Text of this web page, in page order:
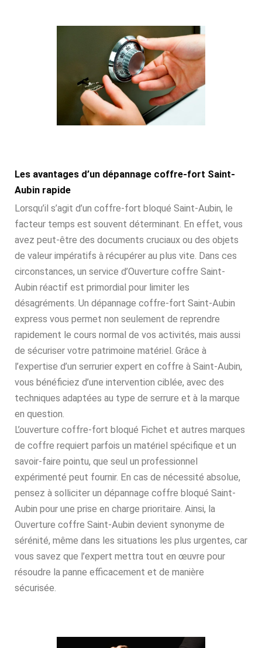
Les avantages d’un dépannage coffre-fort Saint-
Aubin rapide
Lorsqu’il s’agit d’un coffre-fort bloqué Saint-Aubin, le
facteur temps est souvent déterminant. En effet, vous
avez peut-être des documents cruciaux ou des objets
de valeur impératifs à récupérer au plus vite. Dans ces
circonstances, un service d’Ouverture coffre Saint-
Aubin réactif est primordial pour limiter les
désagréments. Un dépannage coffre-fort Saint-Aubin
express vous permet non seulement de reprendre
rapidement le cours normal de vos activités, mais aussi
de sécuriser votre patrimoine matériel. Grâce à
l’expertise d’un serrurier expert en coffre à Saint-Aubin,
vous bénéficiez d’une intervention ciblée, avec des
techniques adaptées au type de serrure et à la marque
en question.
L’ouverture coffre-fort bloqué Fichet et autres marques
de coffre requiert parfois un matériel spécifique et un
savoir-faire pointu, que seul un professionnel
expérimenté peut fournir. En cas de nécessité absolue,
pensez à solliciter un dépannage coffre bloqué Saint-
Aubin pour une prise en charge prioritaire. Ainsi, la
Ouverture coffre Saint-Aubin devient synonyme de
sérénité, même dans les situations les plus urgentes, car
vous savez que l’expert mettra tout en œuvre pour
résoudre la panne efficacement et de manière
sécurisée.